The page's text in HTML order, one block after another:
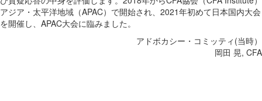
アジア・太平洋地域（APAC）で開始され、2021年初めて日本国内大会
を開催し、APAC大会に臨みました。
アドボカシー・コミッティ(当時）
岡田 晃, CFA